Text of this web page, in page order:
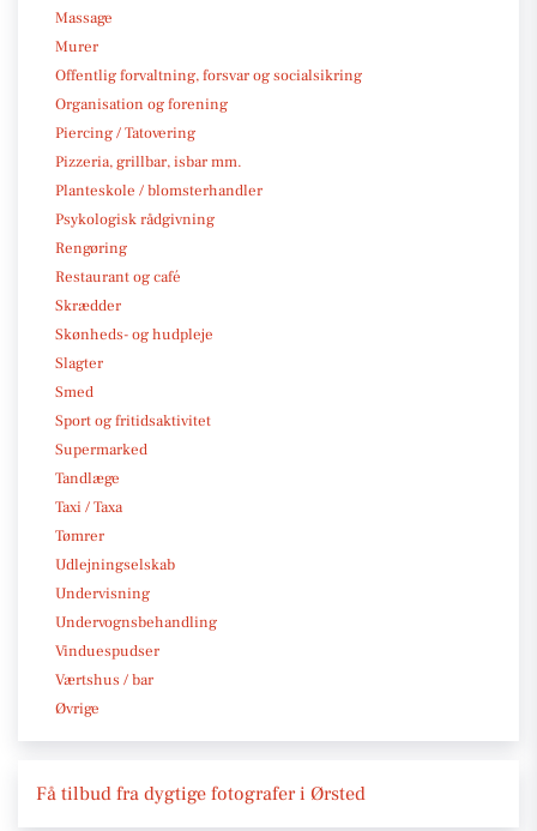
Massage
Murer
Offentlig forvaltning, forsvar og socialsikring
Organisation og forening
Piercing / Tatovering
Pizzeria, grillbar, isbar mm.
Planteskole / blomsterhandler
Psykologisk rådgivning
Rengøring
Restaurant og café
Skrædder
Skønheds- og hudpleje
Slagter
Smed
Sport og fritidsaktivitet
Supermarked
Tandlæge
Taxi / Taxa
Tømrer
Udlejningselskab
Undervisning
Undervognsbehandling
Vinduespudser
Værtshus / bar
Øvrige
Få tilbud fra dygtige fotografer i Ørsted